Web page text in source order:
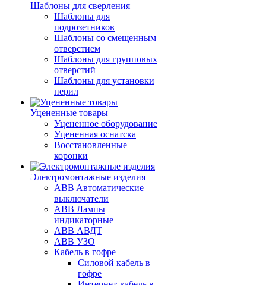
Шаблоны для сверления
Шаблоны для
подрозетников
Шаблоны со смещенным
отверстием
Шаблоны для групповых
отверстий
Шаблоны для установки
перил
Уцененные товары
Уцененное оборудование
Уцененная оснатска
Восстановленные
коронки
Электромонтажные изделия
ABB Aвтоматические
выключатели
ABB Лампы
индикаторные
ABB АВДТ
ABB УЗО
Кабель в гофре
Силовой кабель в
гофре